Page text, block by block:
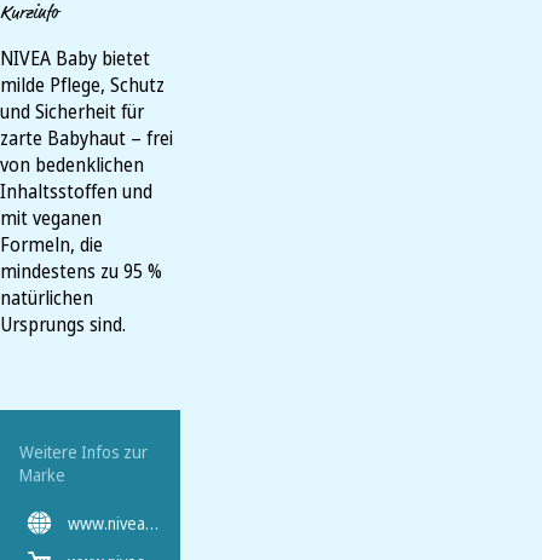
Kurzinfo
NIVEA Baby bietet
milde Pflege, Schutz
und Sicherheit für
zarte Babyhaut – frei
von bedenklichen
Inhaltsstoffen und
mit veganen
Formeln, die
mindestens zu 95 %
natürlichen
Ursprungs sind.
Weitere Infos zur
Marke
www.nivea.de